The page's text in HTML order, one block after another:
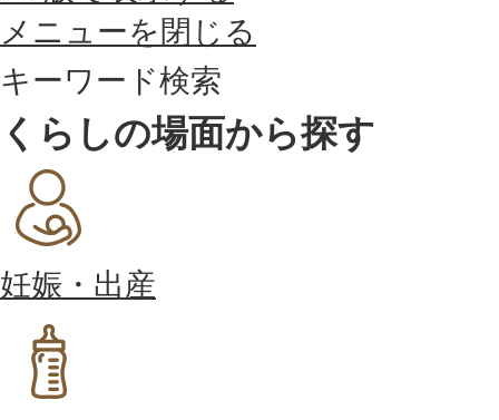
メニューを閉じる
キーワード検索
くらしの場面から探す
妊娠・出産